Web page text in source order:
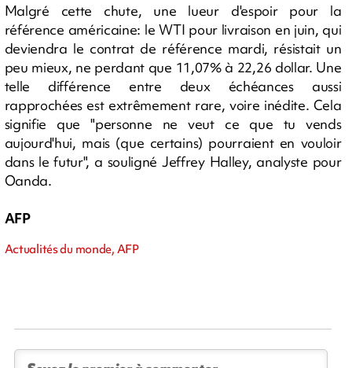
Malgré cette chute, une lueur d'espoir pour la
référence américaine: le WTI pour livraison en juin, qui
deviendra le contrat de référence mardi, résistait un
peu mieux, ne perdant que 11,07% à 22,26 dollar. Une
telle différence entre deux échéances aussi
rapprochées est extrêmement rare, voire inédite. Cela
signifie que "personne ne veut ce que tu vends
aujourd'hui, mais (que certains) pourraient en vouloir
dans le futur", a souligné Jeffrey Halley, analyste pour
Oanda.
AFP
Actualités du monde, AFP